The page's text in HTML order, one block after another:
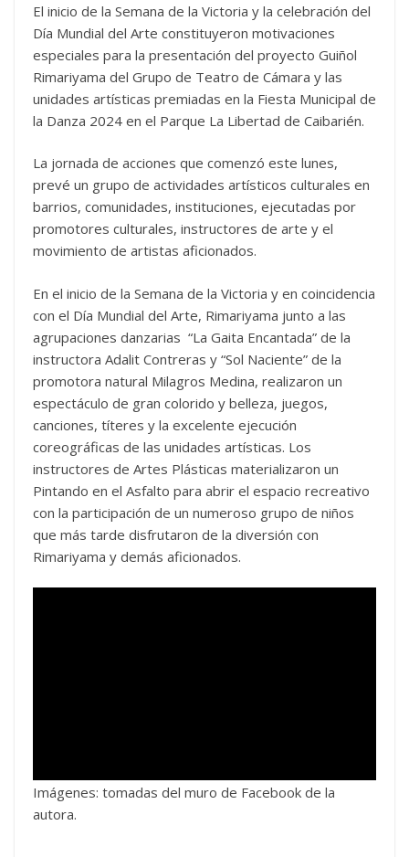
El inicio de la Semana de la Victoria y la celebración del
Día Mundial del Arte constituyeron motivaciones
especiales para la presentación del proyecto Guiñol
Rimariyama del Grupo de Teatro de Cámara y las
unidades artísticas premiadas en la Fiesta Municipal de
la Danza 2024 en el Parque La Libertad de Caibarién.
La jornada de acciones que comenzó este lunes,
prevé un grupo de actividades artísticos culturales en
barrios, comunidades, instituciones, ejecutadas por
promotores culturales, instructores de arte y el
movimiento de artistas aficionados.
En el inicio de la Semana de la Victoria y en coincidencia
con el Día Mundial del Arte, Rimariyama junto a las
agrupaciones danzarias “La Gaita Encantada” de la
instructora Adalit Contreras y “Sol Naciente” de la
promotora natural Milagros Medina, realizaron un
espectáculo de gran colorido y belleza, juegos,
canciones, títeres y la excelente ejecución
coreográficas de las unidades artísticas. Los
instructores de Artes Plásticas materializaron un
Pintando en el Asfalto para abrir el espacio recreativo
con la participación de un numeroso grupo de niños
que más tarde disfrutaron de la diversión con
Rimariyama y demás aficionados.
Imágenes: tomadas del muro de Facebook de la
autora.